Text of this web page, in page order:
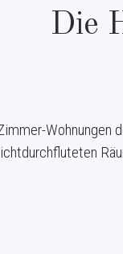
Die
Wohnungen